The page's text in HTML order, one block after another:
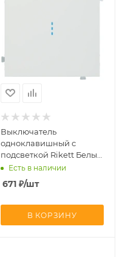
Выключатель
одноклавишный с
подсветкой Rikett Белый
сатин 32011+35602 MW +
Есть в наличии
671₽/шт
В КОРЗИНУ